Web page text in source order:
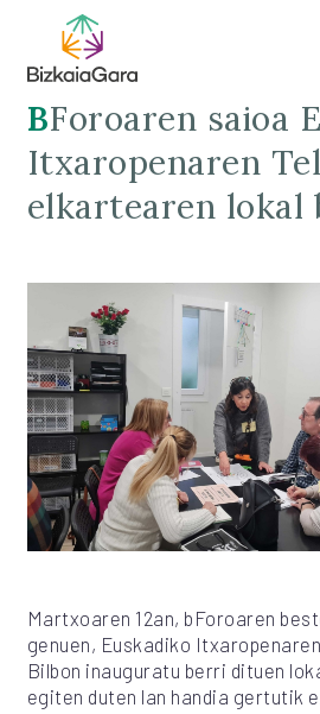
BForoaren saioa Euskadiko
Itxaropenaren
elkartearen lokal
Martxoaren 12an, bForoaren
genuen, Euskadiko
Bilbon inauguratu berri dituen
egiten duten lan handia gertutik